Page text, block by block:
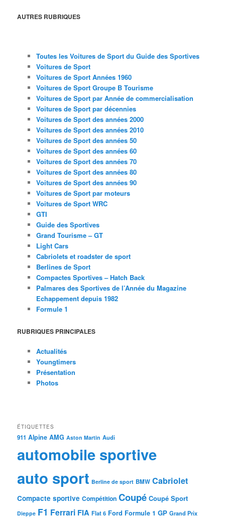
AUTRES RUBRIQUES
Toutes les Voitures de Sport du Guide des Sportives
Voitures de Sport
Voitures de Sport Années 1960
Voitures de Sport Groupe B Tourisme
Voitures de Sport par Année de commercialisation
Voitures de Sport par décennies
Voitures de Sport des années 2000
Voitures de Sport des années 2010
Voitures de Sport des années 50
Voitures de Sport des années 60
Voitures de Sport des années 70
Voitures de Sport des années 80
Voitures de Sport des années 90
Voitures de Sport par moteurs
Voitures de Sport WRC
GTI
Guide des Sportives
Grand Tourisme – GT
Light Cars
Cabriolets et roadster de sport
Berlines de Sport
Compactes Sportives – Hatch Back
Palmares des Sportives de l’Année du Magazine
Echappement depuis 1982
Formule 1
RUBRIQUES PRINCIPALES
Actualités
Youngtimers
Présentation
Photos
ÉTIQUETTES
911 Alpine AMG Aston Martin Audi
automobile sportive
auto sport Berline de sport BMW Cabriolet
Compacte sportive Compétition Coupé Coupé Sport
Dieppe F1 Ferrari FIA Flat 6 Ford Formule 1 GP Grand Prix